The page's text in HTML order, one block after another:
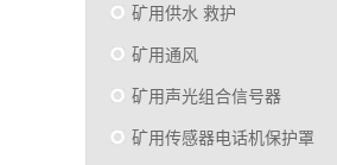
矿用供水 救护
矿用通风
矿用声光组合信号器
矿用传感器电话机保护罩